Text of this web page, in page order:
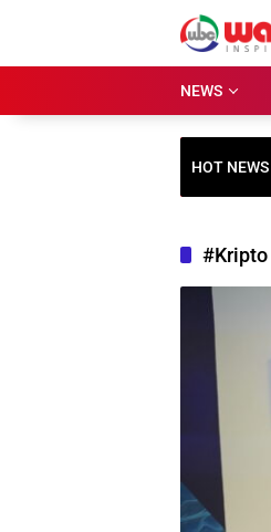
NEWS
HOT NEWS
#Kripto